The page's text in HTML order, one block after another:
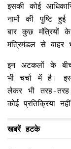
इसकी कोई
नामों की पुष्टि
बार कुछ
मंत्रिमंडल से बाहर
इन अटकलों के बीच
भी चर्चा में है।
लेकर भी तरह-
कोई प्रतिक्रिया
खबरें हटके